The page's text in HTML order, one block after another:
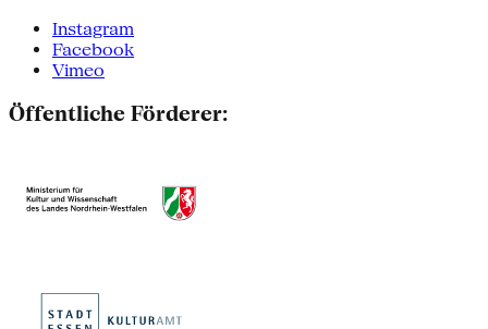
Instagram
Facebook
Vimeo
Öffentliche Förderer: